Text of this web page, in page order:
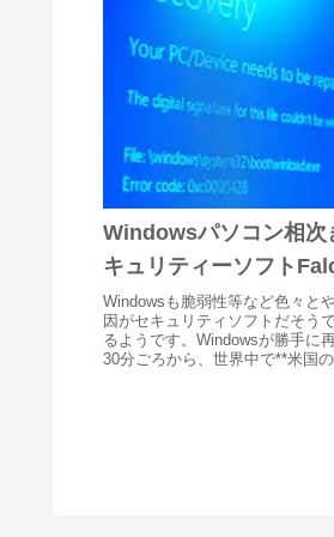
Windowsパソコン相次
キュリティーソフト
Windowsも脆弱性等など色々と
因がセキュリティソフトだそう
るようです。Windowsが勝手に
30分ごろから、世界中で**米国